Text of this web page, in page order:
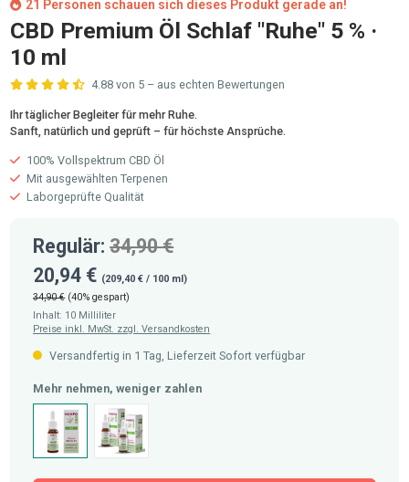
21 Personen schauen sich dieses Produkt gerade an!
CBD Premium Öl Schlaf "Ruhe" 5 % ·
10 ml
4.88 von 5 – aus echten Bewertungen
Ihr täglicher Begleiter für mehr Ruhe.
Sanft, natürlich und geprüft – für höchste Ansprüche.
100% Vollspektrum CBD Öl
Mit ausgewählten Terpenen
Laborgeprüfte Qualität
Regulär: 34,90 €
20,94 € (209,40 € / 100 ml)
34,90 € (40% gespart)
Inhalt: 10 Milliliter
Preise inkl. MwSt. zzgl. Versandkosten
Versandfertig in 1 Tag, Lieferzeit Sofort verfügbar
Mehr nehmen, weniger zahlenauswählen
1er 2er (-25%)
Anzahl: 1